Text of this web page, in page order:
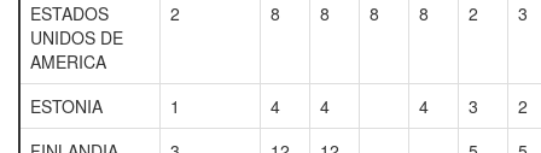
ESTADOS
UNIDOS DE
AMERICA
2 8 8 8 8 2 3
ESTONIA 1 4 4 4 3
2